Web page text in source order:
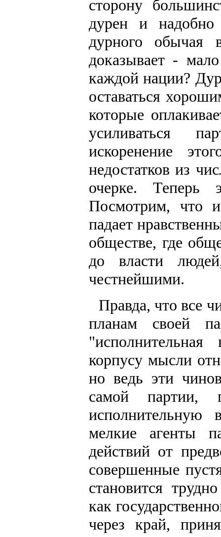
сторону
дурен и надобно
дурного обычая
доказывает -
каждой нации?
оставаться
которые
усиливаться
искоренение
недостатков из
очерке. Теперь
Посмотрим, что
падает
обществе, где
до власти
честнейшими.
Правда, что все
планам своей
корпусу мысли
но ведь эти
самой партии,
исполнительную
мелкие агенты
действий от
совершенные
становится
как
через край,